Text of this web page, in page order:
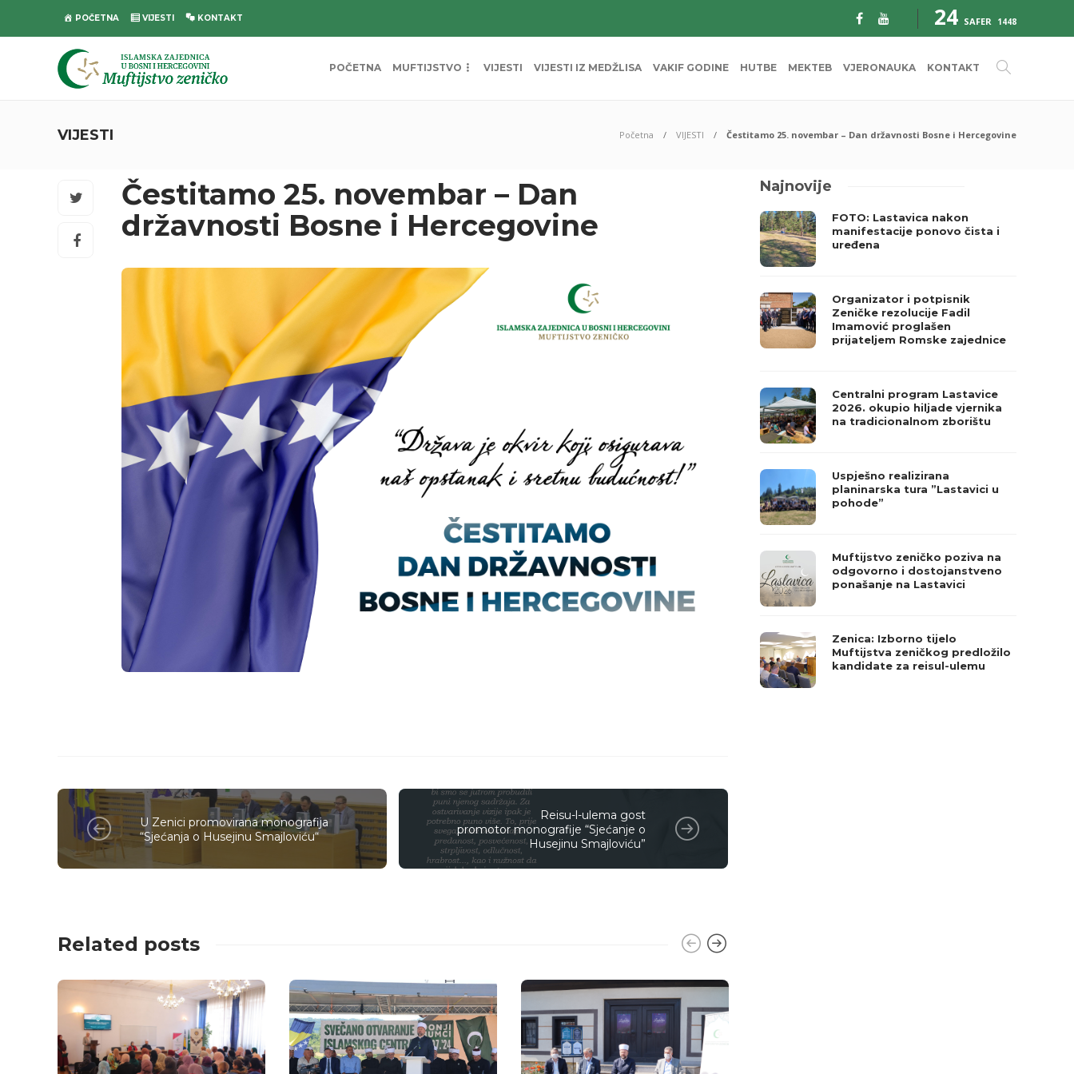
POČETNA VIJESTI KONTAKT 24 SAFER 1448
POČETNA MUFTIJSTVO VIJESTI VIJESTI IZ MEDŽLISA VAKIF GODINE HUTBE MEKTEB VJERONAUKA KONTAKT
VIJESTI Početna VIJESTI Čestitamo 25. novembar – Dan državnosti Bosne i Hercegovine
Čestitamo 25. novembar – Dan
državnosti Bosne i Hercegovine
U Zenici promovirana monografija
“Sjećanja o Husejinu Smajloviću“
Reisu-l-ulema gost
promotor monografije “Sjećanje o
Husejinu Smajloviću”
Related posts
Najnovije
FOTO: Lastavica nakon
manifestacije ponovo čista i
uređena
Organizator i potpisnik
Zeničke rezolucije Fadil
Imamović proglašen
prijateljem Romske zajednice
Centralni program Lastavice
2026. okupio hiljade vjernika
na tradicionalnom zborištu
Uspješno realizirana
planinarska tura ”Lastavici u
pohode”
Muftijstvo zeničko poziva na
odgovorno i dostojanstveno
ponašanje na Lastavici
Zenica: Izborno tijelo
Muftijstva zeničkog predložilo
kandidate za reisul-ulemu